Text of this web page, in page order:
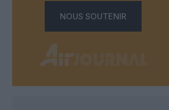
NOUS SOUTENIR